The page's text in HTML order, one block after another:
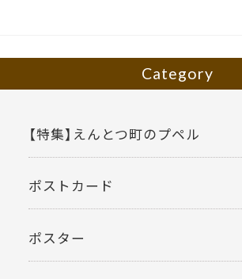
Category
【特集】えんとつ町のプペル
ポストカード
ポスター